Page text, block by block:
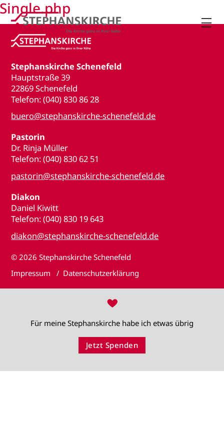

Stephanskirche Schenefeld
Hauptstraße 39
22869 Schenefeld
Telefon: (040) 830 86 28
buero@stephanskirche-schenefeld.de
Pastorin
Dr. Rinja Müller
Telefon: (040) 830 62 51
pastorin@stephanskirche-schenefeld.de
Diakon
Daniel Kiwitt
Telefon: (040) 830 19 643
diakon@stephanskirche-schenefeld.de
© 2026 Stephanskirche Schenefeld
Impressum
Datenschutzerklärung
♥
Für meine Stephanskirche habe ich etwas übrig
Jetzt Spenden